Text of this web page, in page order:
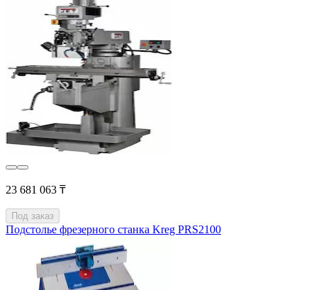
23 681 063 ₸
Под заказ
Подстолье фрезерного станка Kreg PRS2100